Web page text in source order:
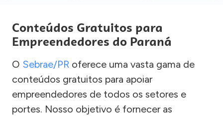
Conteúdos Gratuitos para
Empreendedores do Paraná
O Sebrae/PR oferece uma vasta gama de
conteúdos gratuitos para apoiar
empreendedores de todos os setores e
portes. Nosso objetivo é fornecer as